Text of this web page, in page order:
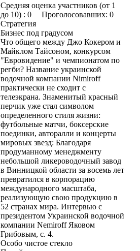
Средняя оценка участников (от 1
до 10) : 0 Проголосовавших: 0
Стратегия
Бизнес под градусом
Что общего между Джо Кокером и
Майклом Тайсоном, конкурсом
"Евровидение" и чемпионатом по
регби? Название украинской
водочной компании Nimiroff
практически не сходит с
телеэкрана. Знаменитый красный
перчик уже стал символом
определенного стиля жизни:
футбольные матчи, боксерские
поединки, авторалли и концерты
мировых звезд: Благодаря
продуманному менеджменту
небольшой ликероводочный завод
в Винницкой области за восемь лет
превратился в корпорацию
международного масштаба,
реализующую свою продукцию в
52 странах мира. Интервью с
президентом Украинской водочной
компании Nemiroff Яковом
Грибовым, с. 4.
Особо чистое стекло